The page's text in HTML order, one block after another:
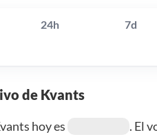
24h 7d
de Kvants
hoy es
. El